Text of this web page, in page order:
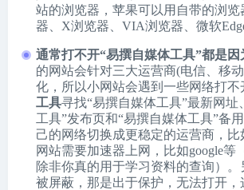
站的浏览器，苹果可以用自带的浏览
器
X浏览器 VIA浏览器 微软
通常打不开“易撰自媒体工具”都是因
的网站会针对三大运营商(电信、移
化，所以小网站会遇到一些网络打不
工具寻找“易撰自媒体工具”最新网址
工具”发布页和“易撰自媒体工具”备
己的网络切换成更稳定的运营商，比
网站需要加速器上网，比如google等
除非你真的用于学习资料的查询）。
被屏蔽，那是出于保护，无法打开，